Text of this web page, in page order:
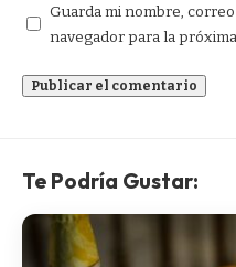
Guarda mi nombre,
navegador para la
Te Podría Gustar: